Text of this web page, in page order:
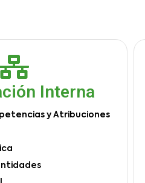
Interna
y Atribuciones